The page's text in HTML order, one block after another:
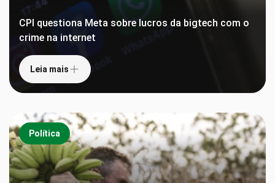
CPI questiona Meta sobre lucros da bigtech com o
crime na internet
Leia mais
Política